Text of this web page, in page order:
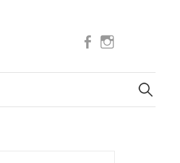
Facebook
Suchen
nach: